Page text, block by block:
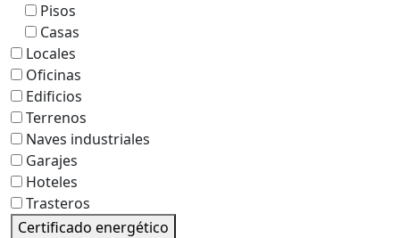
Pisos
Casas
Locales
Oficinas
Edificios
Terrenos
Naves industriales
Garajes
Hoteles
Trasteros
Certificado energético